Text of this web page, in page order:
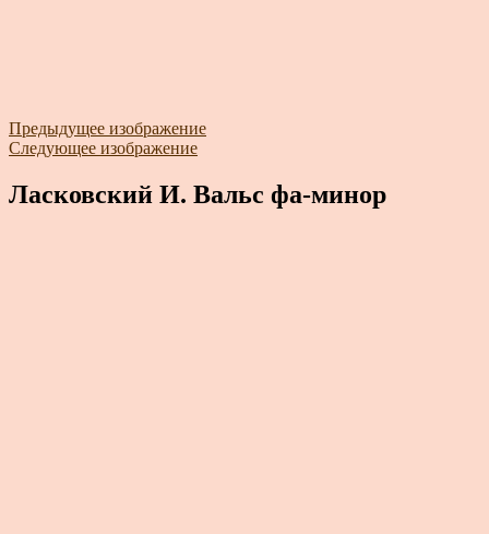
Предыдущее изображение
Следующее изображение
Ласковский И. Вальс фа-минор